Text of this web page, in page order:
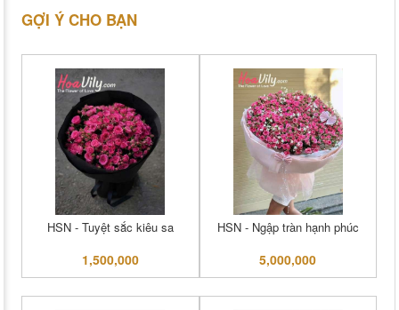
GỢI Ý CHO BẠN
HSN - Tuyệt sắc kiêu sa
1,500,000
HSN - Ngập tràn hạnh phúc
5,000,000